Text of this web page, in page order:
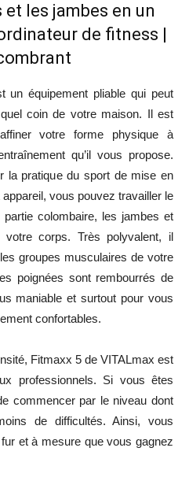
et les jambes en un
de fitness |
un équipement pliable qui peut
coin de votre maison. Il est
votre forme physique à
qu’il vous propose.
la pratique du sport de mise en
vous pouvez travailler le
colombaire, les jambes et
votre corps. Très polyvalent, il
groupes musculaires de votre
poignées sont rembourrés de
maniable et surtout pour vous
confortables.
Fitmaxx 5 de VITALmax est
professionnels. Si vous êtes
commencer par le niveau dont
de difficultés. Ainsi, vous
et à mesure que vous gagnez